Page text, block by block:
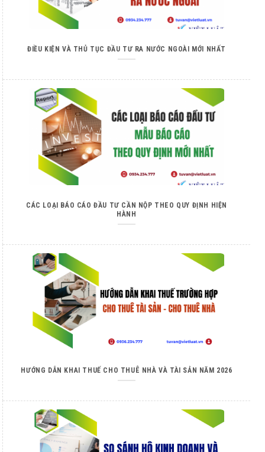
ĐIỀU KIỆN VÀ THỦ TỤC ĐẦU TƯ RA NƯỚC NGOÀI MỚI NHẤT
CÁC LOẠI BÁO CÁO ĐẦU TƯ CẦN NỘP THEO QUY ĐỊNH HIỆN
HÀNH
HƯỚNG DẪN KHAI THUẾ CHO THUÊ NHÀ VÀ TÀI SẢN NĂM 2026